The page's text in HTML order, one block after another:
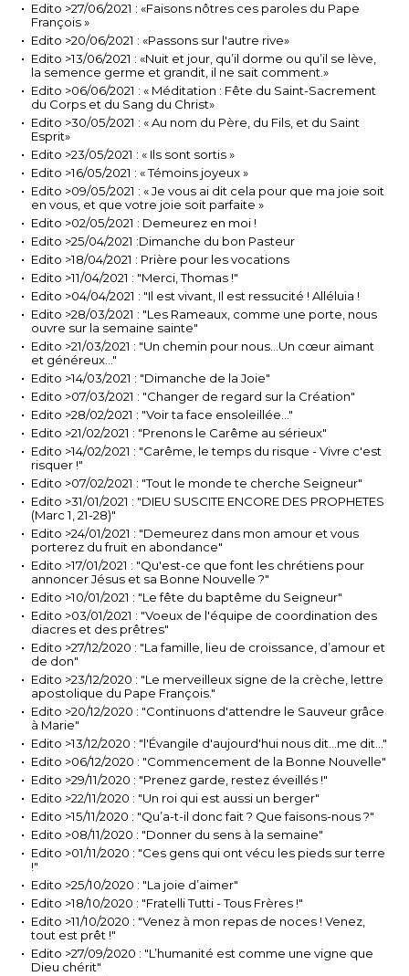
Edito >27/06/2021 : «Faisons nôtres ces paroles du Pape
François »
Edito >20/06/2021 : «Passons sur l'autre rive»
Edito >13/06/2021 : «Nuit et jour, qu’il dorme ou qu’il se lève,
la semence germe et grandit, il ne sait comment.»
Edito >06/06/2021 : « Méditation : Fête du Saint-Sacrement
du Corps et du Sang du Christ»
Edito >30/05/2021 : « Au nom du Père, du Fils, et du Saint
Esprit»
Edito >23/05/2021 : « Ils sont sortis »
Edito >16/05/2021 : « Témoins joyeux »
Edito >09/05/2021 : « Je vous ai dit cela pour que ma joie soit
en vous, et que votre joie soit parfaite »
Edito >02/05/2021 : Demeurez en moi !
Edito >25/04/2021 :Dimanche du bon Pasteur
Edito >18/04/2021 : Prière pour les vocations
Edito >11/04/2021 : "Merci, Thomas !"
Edito >04/04/2021 : "Il est vivant, Il est ressucité ! Alléluia !
Edito >28/03/2021 : "Les Rameaux, comme une porte, nous
ouvre sur la semaine sainte"
Edito >21/03/2021 : "Un chemin pour nous…Un cœur aimant
et généreux…"
Edito >14/03/2021 : "Dimanche de la Joie"
Edito >07/03/2021 : "Changer de regard sur la Création"
Edito >28/02/2021 : "Voir ta face ensoleillée…"
Edito >21/02/2021 : "Prenons le Carême au sérieux"
Edito >14/02/2021 : "Carême, le temps du risque - Vivre c'est
risquer !"
Edito >07/02/2021 : "Tout le monde te cherche Seigneur"
Edito >31/01/2021 : "DIEU SUSCITE ENCORE DES PROPHETES
(Marc 1, 21-28)"
Edito >24/01/2021 : "Demeurez dans mon amour et vous
porterez du fruit en abondance"
Edito >17/01/2021 : "Qu'est-ce que font les chrétiens pour
annoncer Jésus et sa Bonne Nouvelle ?"
Edito >10/01/2021 : "Le fête du baptême du Seigneur"
Edito >03/01/2021 : "Voeux de l'équipe de coordination des
diacres et des prêtres"
Edito >27/12/2020 : "La famille, lieu de croissance, d’amour et
de don"
Edito >23/12/2020 : "Le merveilleux signe de la crèche, lettre
apostolique du Pape François."
Edito >20/12/2020 : "Continuons d'attendre le Sauveur grâce
à Marie"
Edito >13/12/2020 : "l'Évangile d'aujourd'hui nous dit...me dit..."
Edito >06/12/2020 : "Commencement de la Bonne Nouvelle"
Edito >29/11/2020 : "Prenez garde, restez éveillés !"
Edito >22/11/2020 : "Un roi qui est aussi un berger"
Edito >15/11/2020 : "Qu’a-t-il donc fait ? Que faisons-nous ?"
Edito >08/11/2020 : "Donner du sens à la semaine"
Edito >01/11/2020 : "Ces gens qui ont vécu les pieds sur terre
!"
Edito >25/10/2020 : "La joie d’aimer"
Edito >18/10/2020 : "Fratelli Tutti - Tous Frères !"
Edito >11/10/2020 : "Venez à mon repas de noces ! Venez,
tout est prêt !"
Edito >27/09/2020 : "L’humanité est comme une vigne que
Dieu chérit"